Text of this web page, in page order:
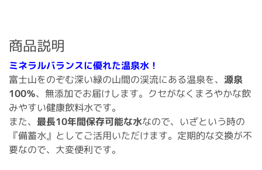
商品説明
ミネラルバランスに優れた温泉水！
富士山をのぞむ深い緑の山間の渓流にある温泉を、源泉
100％、無添加でお届けします。クセがなくまろやかな飲
みやすい健康飲料水です。
また、最長10年間保存可能な水なので、いざという時の
『備蓄水』としてご活用いただけます。定期的な交換が不
要なので、大変便利です。